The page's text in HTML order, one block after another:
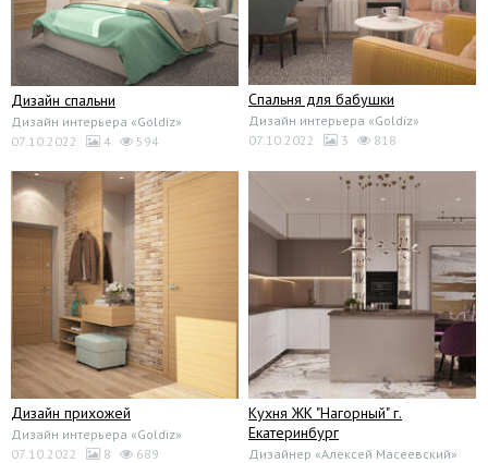
Дизайн спальни
Дизайн интерьера «Goldiz»
07.10.2022
4 594
Спальня для бабушки
Дизайн интерьера «Goldiz»
07.10.2022
3 818
Дизайн прихожей
Дизайн интерьера «Goldiz»
07.10.2022
8 689
Кухня ЖК "Нагорный" г.
Екатеринбург
Дизайнер «Алексей Масеевский»